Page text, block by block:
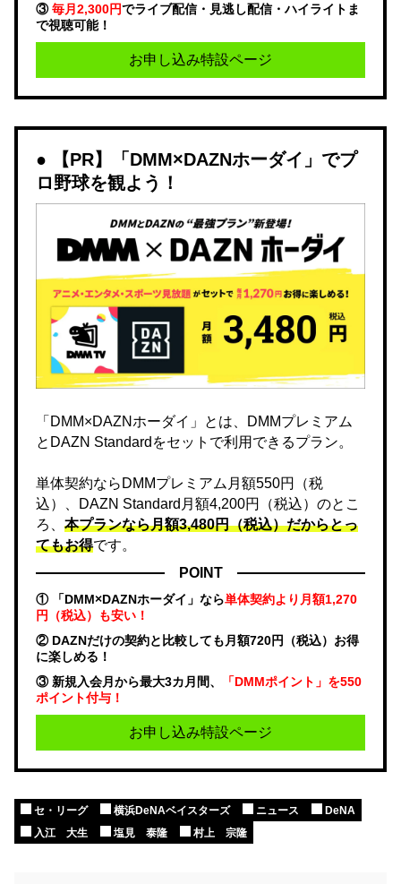
③毎月2,300円でライブ配信・見逃し配信・ハイライトま
で視聴可能！
お申し込み特設ページ
【PR】「DMM×DAZNホーダイ」でプ
ロ野球を観よう！
「DMM×DAZNホーダイ」とは、DMMプレミアム
とDAZN Standardをセットで利用できるプラン。
単体契約ならDMMプレミアム月額550円（税
込）、DAZN Standard月額4,200円（税込）のとこ
ろ、 本プランなら月額3,480円（税込）だからとっ
てもお得です。
POINT
① 「DMM×DAZNホーダイ」なら単体契約より月額1,270
円（税込）も安い！
② DAZNだけの契約と比較しても月額720円（税込）お得
に楽しめる！
③ 新規入会月から最大3カ月間、
「DMMポイント」を550
ポイント付与！
お申し込み特設ページ
セ・リーグ 横浜DeNAベイスターズ ニュース
DeNA
入江 大生
塩見 泰隆 村上 宗隆